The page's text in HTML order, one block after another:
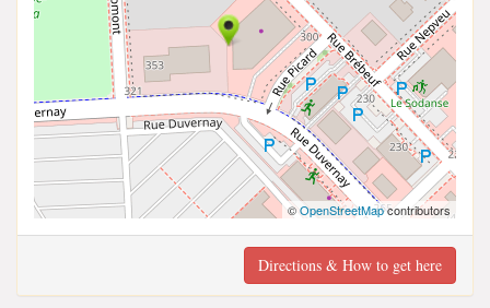
©OpenStreetMapcontributors
Directions & How to get here